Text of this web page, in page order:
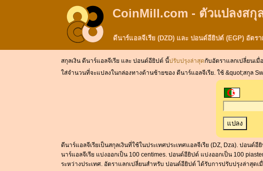
CoinMill.com - ตัวแปลงสกุ
ดีนาร์แอลจีเรีย (DZD) และ ปอนด์อียิปต์ (EGP) อัตร
สกุลเงิน ดีนาร์แอลจีเรีย และ ปอนด์อียิปต์ นี้ปรับปรุงล่าสุดกับอัตราแลกเปลี่ยนเ
ใส่จำนวนที่จะแปลงในกล่องทางด้านซ้ายของ ดีนาร์แอลจีเรีย. ใช้ &quot;สกุล
ดีนาร์แอลจีเรียเป็นสกุลเงินที่ใช้ในประเทศประเทศแอลจีเรีย (DZ, Dza). ปอน
นาร์แอลจีเรีย แบ่งออกเป็น 100 centimes. ปอนด์อียิปต์ แบ่งออกเป็น 100
ระหว่างประเทศ. อัตราแลกเปลี่ยนสำหรับ ปอนด์อียิปต์ ได้รับการปรับปรุงล่าสุ